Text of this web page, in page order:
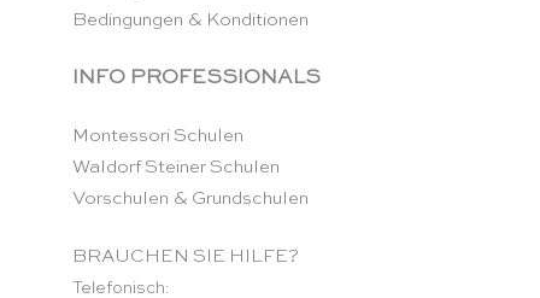
Bedingungen & Konditionen
INFO PROFESSIONALS
Montessori Schulen
Waldorf Steiner Schulen
Vorschulen & Grundschulen
BRAUCHEN SIE HILFE?
Telefonisch: